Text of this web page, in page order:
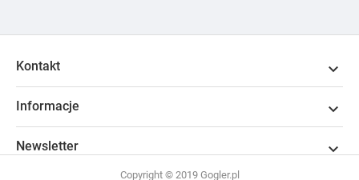
Kontakt 
Informacje 
Newsletter 
Copyright © 2019 Gogler.pl